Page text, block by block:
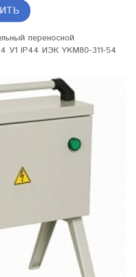
переносной
У1 IP44 ИЭК YKM80-311-54